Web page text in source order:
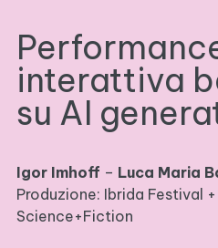
interattiva
su AI
Igor Imhoff – Luca Maria
Produzione: Ibrida Festival
Science+Fiction